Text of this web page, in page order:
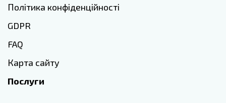
Політика конфіденційності
GDPR
FAQ
Карта сайту
Послуги